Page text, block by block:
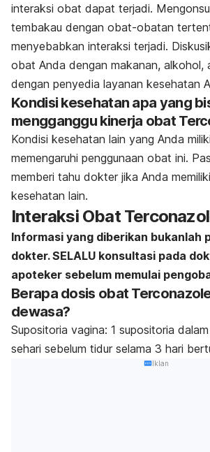
interaksi obat dapat terjadi.
tembakau dengan obat-obatan
menyebabkan interaksi terjadi.
obat Anda dengan makanan, alkohol,
dengan penyedia layanan kesehatan
Kondisi kesehatan apa yang
mengganggu kinerja obat
Kondisi kesehatan lain yang Anda
memengaruhi penggunaan obat ini.
memberi tahu dokter jika Anda
kesehatan lain.
Interaksi Obat
Informasi yang diberikan bukanlah
dokter. SELALU konsultasi pada
apoteker sebelum memulai
Berapa dosis obat
dewasa?
Supositoria vagina: 1 supositoria
sehari sebelum tidur selama 3 hari
Iklan